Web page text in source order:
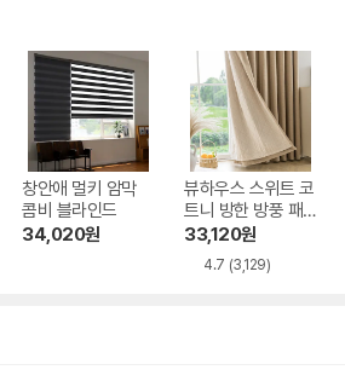
창안애 멀키 암막
콤비 블라인드
34,020원
뷰하우스 스위트 코
트니 방한 방풍 패
딩 누빔 암막 커튼
33,120원
4.7 (3,129)